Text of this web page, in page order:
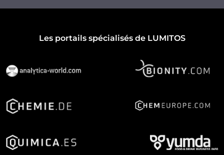
Les portails spécialisés de LUMITOS